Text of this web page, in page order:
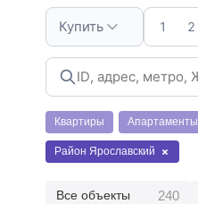
Купить 1 2
Квартиры Апартаменты
Район Ярославский
Все объекты 240